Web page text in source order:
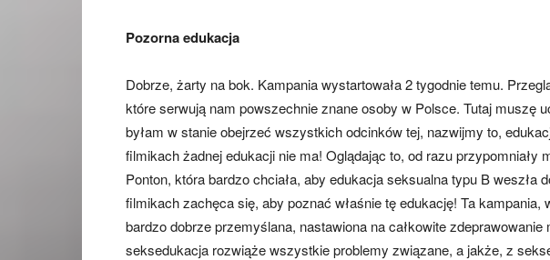
Pozorna edukacja
Dobrze, żarty na bok. Kampania wystartowała 2 tygodnie temu.
które serwują nam powszechnie znane osoby w Polsce. Tutaj muszę
byłam w stanie obejrzeć wszystkich odcinków tej, nazwijmy to,
filmikach żadnej edukacji nie ma! Oglądając to, od razu przypomniały
Ponton, która bardzo chciała, aby edukacja seksualna typu B weszła
filmikach zachęca się, aby poznać właśnie tę edukację! Ta
bardzo dobrze przemyślana, nastawiona na całkowite zdeprawowanie
seksedukacja rozwiąże wszystkie problemy związane, a jakże, z